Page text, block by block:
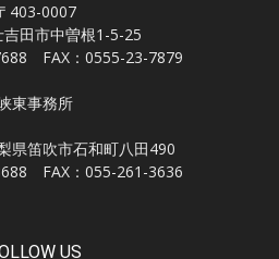
403-0007
吉田市中曽根1-5-25
FAX：0555-23-7879
東事務所
県笛吹市石和町八田490
FAX：055-261-3636
US